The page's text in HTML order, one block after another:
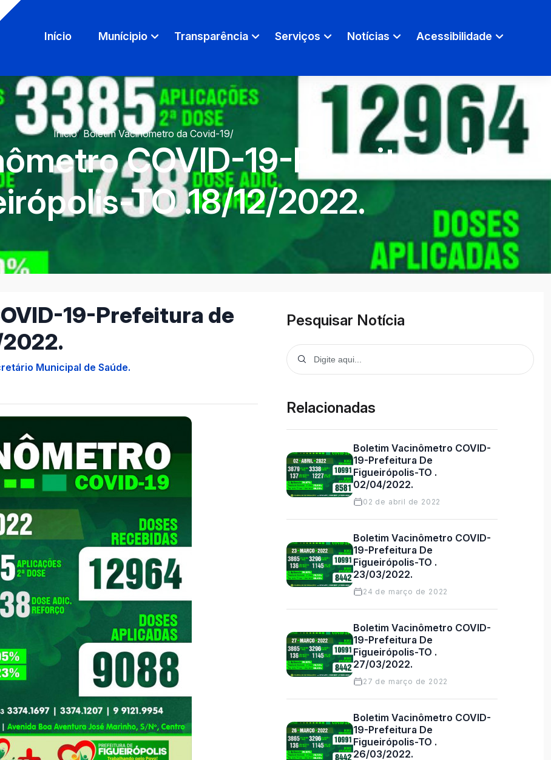
Início Munícipio Transparência Serviços Notícias Acessibilidade
Início/Boletim Vacinômetro da Covid-19/
COVID-19-Prefeitura de
TO .18/12/2022.
19-Prefeitura de
Municipal de Saúde.
Pesquisar Notícia
Relacionadas
Boletim Vacinômetro COVID-
19-Prefeitura De
Figueirópolis-TO .
02/04/2022.
02 de abril de 2022
Boletim Vacinômetro COVID-
19-Prefeitura De
Figueirópolis-TO .
23/03/2022.
24 de março de 2022
Boletim Vacinômetro COVID-
19-Prefeitura De
Figueirópolis-TO .
27/03/2022.
27 de março de 2022
Boletim Vacinômetro COVID-
19-Prefeitura De
Figueirópolis-TO .
26/03/2022.